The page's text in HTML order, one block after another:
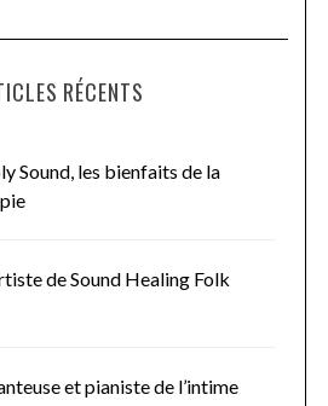
RÉCENTS
Sound, les bienfaits de la
de Sound Healing Folk
et pianiste de l’intime